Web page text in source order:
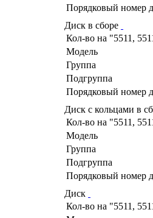
Порядковый номер
Диск в сборе
Кол-во на "5511,
Модель
Группа
Подгруппа
Порядковый номер
Диск с кольцами в
Кол-во на "5511,
Модель
Группа
Подгруппа
Порядковый номер
Диск
Кол-во на "5511,